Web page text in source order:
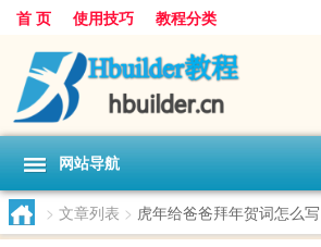
首 页 使用技巧 教程分类
网站导航
> 文章列表 > 虎年给爸爸拜年贺词怎么写